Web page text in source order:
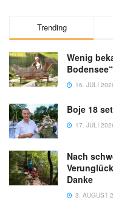
Trending
Wenig
Bodensee“
16. JULI
Boje 18
17. JULI
Nach
Danke
3. AUGUST